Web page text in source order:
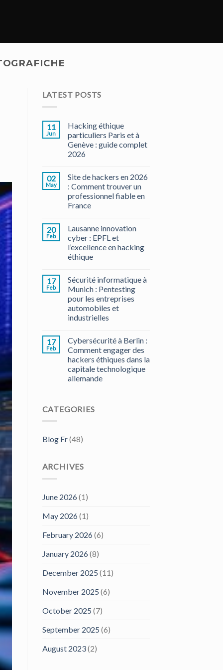
LATEST POSTS
11
Jun
Hacking éthique
particuliers Paris et à
Genève : guide complet
2026
02
May
Site de hackers en 2026
: Comment trouver un
professionnel fiable en
France
20
Feb
Lausanne innovation
cyber : EPFL et
l’excellence en hacking
éthique
17
Feb
Sécurité informatique à
Munich : Pentesting
pour les entreprises
automobiles et
industrielles
17
Feb
Cybersécurité à Berlin :
Comment engager des
hackers éthiques dans la
capitale technologique
allemande
CATEGORIES
Blog Fr(48)
ARCHIVES
June 2026(1)
May 2026(1)
February 2026(6)
January 2026(8)
December 2025 (11)
November 2025 (6)
October 2025 (7)
September 2025 (6)
August 2023(2)